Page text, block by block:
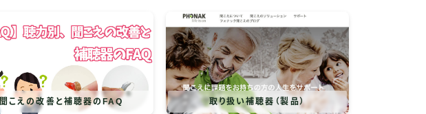
聞こえの改善と補聴器のFAQ 取り扱い補聴器（製品）